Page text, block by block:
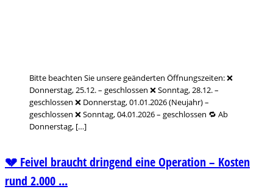
Bitte beachten Sie unsere geänderten Öffnungszeiten: ❌
Donnerstag, 25.12. – geschlossen ❌ Sonntag, 28.12. –
geschlossen ❌ Donnerstag, 01.01.2026 (Neujahr) –
geschlossen ❌ Sonntag, 04.01.2026 – geschlossen 🔁 Ab
Donnerstag, […]
💔 Feivel braucht dringend eine Operation – Kosten
rund 2.000 ...